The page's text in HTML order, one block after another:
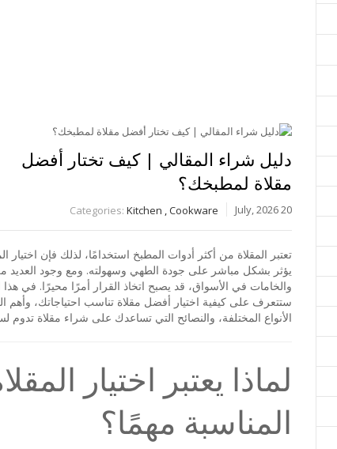
دليل شراء المقالي | كيف تختار أفضل
مقلاة لمطبخك؟
20 July, 2026
Categories: Kitchen ,Cookware
تعتبر المقلاة من أكثر أدوات المطبخ استخدامًا، لذلك فإن اختيار
يؤثر بشكل مباشر على جودة الطهي وسهولته. ومع وجود العديد
والخامات في الأسواق، قد يصبح اتخاذ القرار أمرًا محيرًا. في هذا
ستتعرف على كيفية اختيار أفضل مقلاة تناسب احتياجاتك، وأهم
الأنواع المختلفة، والنصائح التي تساعدك على شراء مقلاة تدوم
لماذا يعتبر اختيار
المناسبة مهمًا؟